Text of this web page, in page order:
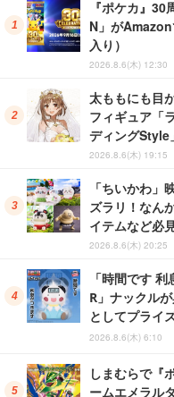
『ポケカ』
N」が
入り）
2026.8.6(木) 12:30
太ももにも目
フィギュア「
ディングStyle
2026.8.6(木) 19:15
「ちいかわ」
ズラリ！なん
イテムなど必
2026.8.6(木) 20:25
「時間です
R」ナックル
としてプライ
2026.8.6(木) 6:10
しまむらで『
ームエメラル